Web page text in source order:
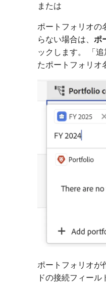
または
ポートフォリオの
らない場合は、 ポ
ックします。 「
たポートフォリオ
ポートフォリオが
ドの接続フィール